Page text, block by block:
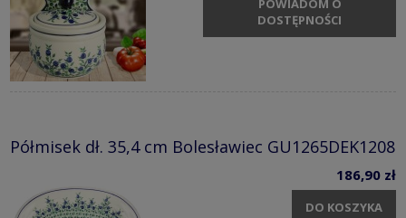
POWIADOM O
DOSTĘPNOŚCI
Półmisek dł. 35,4 cm Bolesławiec GU1265DEK1208
186,90 zł
DO KOSZYKA